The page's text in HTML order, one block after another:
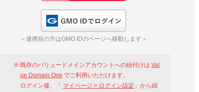
＜連携前の方はGMO IDのページへ移動します＞
既存のバリュードメインアカウントへの紐付けはVal
ue Domain One でご利用いただけます。
ログイン後、「 マイページ > ログイン設定 」から紐